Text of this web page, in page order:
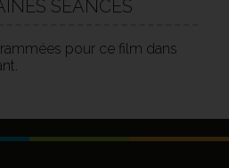
SÉANCES
pour ce film dans